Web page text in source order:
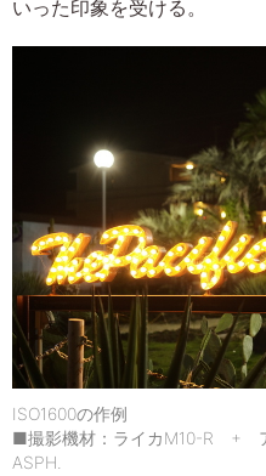
いった印象を受ける。
ISO1600の作例
■撮影機材：ライカM10-R +
ASPH.